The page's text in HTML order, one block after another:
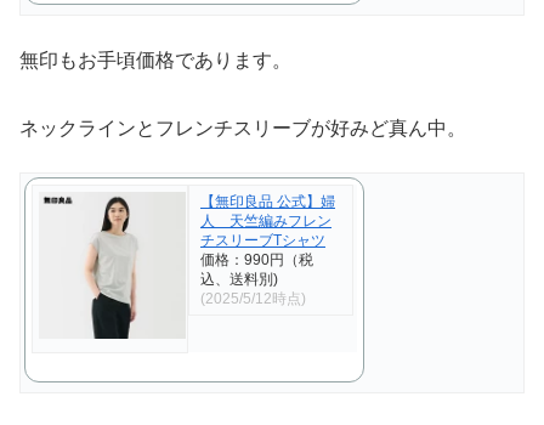
無印もお手頃価格であります。
ネックラインとフレンチスリーブが好みど真ん中。
【無印良品 公式】婦
人 天竺編みフレン
チスリーブTシャツ
価格：990円（税
込、送料別)
(2025/5/12時点)